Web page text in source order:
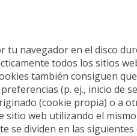
tu navegador en el disco
todos los sitios
también consiguen
(p. ej., inicio de
(cookie propia) o a
sitio web utilizando el
se dividen en las